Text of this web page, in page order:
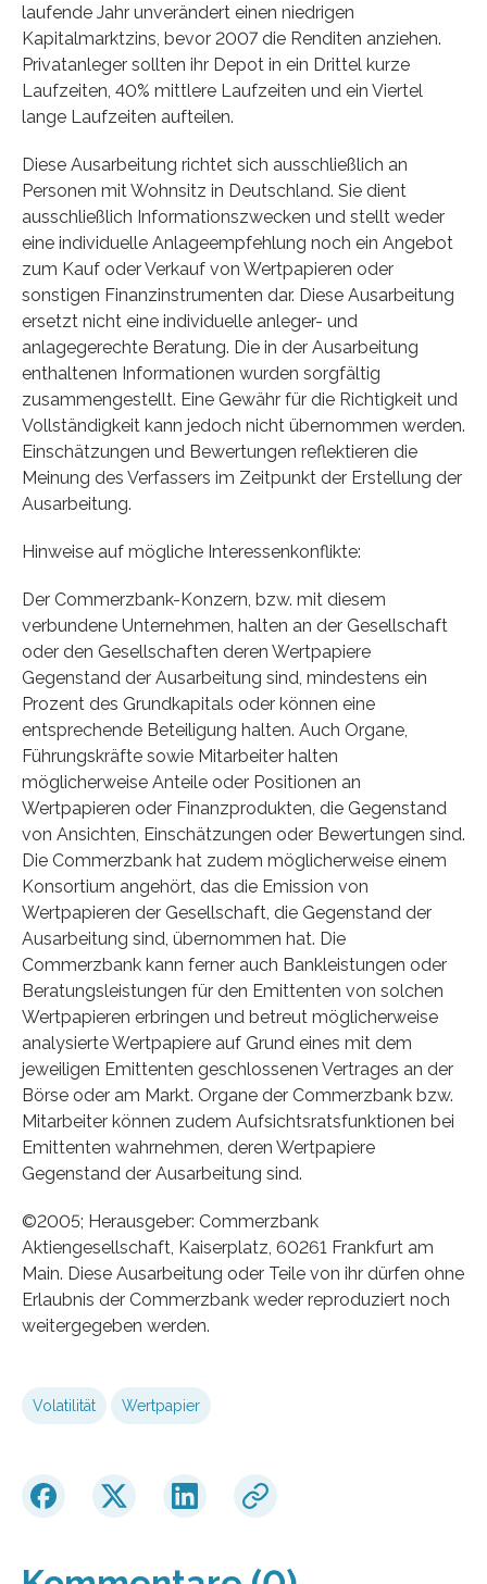
laufende Jahr unverändert einen niedrigen
Kapitalmarktzins, bevor 2007 die Renditen anziehen.
Privatanleger sollten ihr Depot in ein Drittel kurze
Laufzeiten, 40% mittlere Laufzeiten und ein Viertel
lange Laufzeiten aufteilen.
Diese Ausarbeitung richtet sich ausschließlich an
Personen mit Wohnsitz in Deutschland. Sie dient
ausschließlich Informationszwecken und stellt weder
eine individuelle Anlageempfehlung noch ein Angebot
zum Kauf oder Verkauf von Wertpapieren oder
sonstigen Finanzinstrumenten dar. Diese Ausarbeitung
ersetzt nicht eine individuelle anleger- und
anlagegerechte Beratung. Die in der Ausarbeitung
enthaltenen Informationen wurden sorgfältig
zusammengestellt. Eine Gewähr für die Richtigkeit und
Vollständigkeit kann jedoch nicht übernommen werden.
Einschätzungen und Bewertungen reflektieren die
Meinung des Verfassers im Zeitpunkt der Erstellung der
Ausarbeitung.
Hinweise auf mögliche Interessenkonflikte:
Der Commerzbank-Konzern, bzw. mit diesem
verbundene Unternehmen, halten an der Gesellschaft
oder den Gesellschaften deren Wertpapiere
Gegenstand der Ausarbeitung sind, mindestens ein
Prozent des Grundkapitals oder können eine
entsprechende Beteiligung halten. Auch Organe,
Führungskräfte sowie Mitarbeiter halten
möglicherweise Anteile oder Positionen an
Wertpapieren oder Finanzprodukten, die Gegenstand
von Ansichten, Einschätzungen oder Bewertungen sind.
Die Commerzbank hat zudem möglicherweise einem
Konsortium angehört, das die Emission von
Wertpapieren der Gesellschaft, die Gegenstand der
Ausarbeitung sind, übernommen hat. Die
Commerzbank kann ferner auch Bankleistungen oder
Beratungsleistungen für den Emittenten von solchen
Wertpapieren erbringen und betreut möglicherweise
analysierte Wertpapiere auf Grund eines mit dem
jeweiligen Emittenten geschlossenen Vertrages an der
Börse oder am Markt. Organe der Commerzbank bzw.
Mitarbeiter können zudem Aufsichtsratsfunktionen bei
Emittenten wahrnehmen, deren Wertpapiere
Gegenstand der Ausarbeitung sind.
©2005; Herausgeber: Commerzbank
Aktiengesellschaft, Kaiserplatz, 60261 Frankfurt am
Main. Diese Ausarbeitung oder Teile von ihr dürfen ohne
Erlaubnis der Commerzbank weder reproduziert noch
weitergegeben werden.
Volatilität Wertpapier